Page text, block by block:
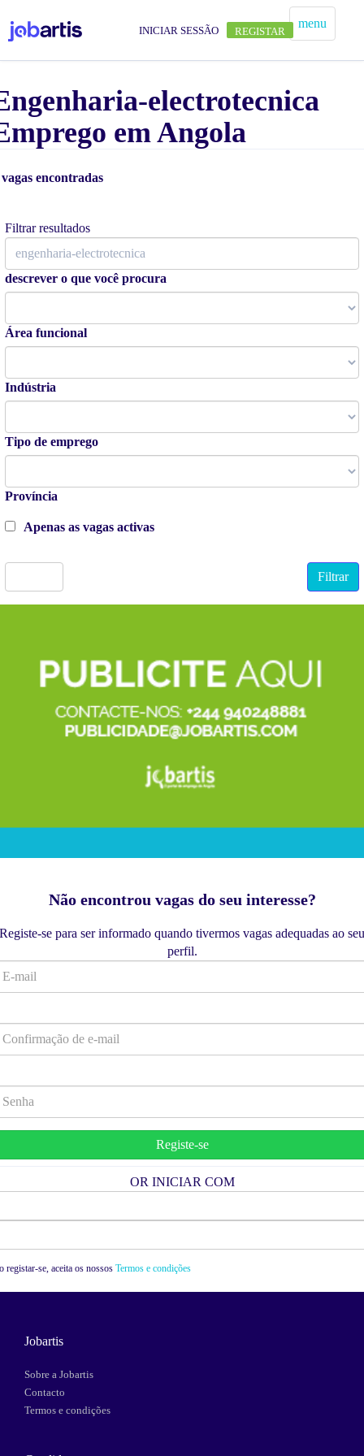
menu
INICIAR SESSÃO REGISTAR
electrotecnica
em Angola
encontradas
Filtrar resultados
descrever o que você procura
Área funcional
Indústria
Tipo de emprego
Província
Apenas as vagas activas
Não encontrou vagas do seu interesse?
Registe-se para ser informado quando tivermos vagas adequadas ao seu
perfil.
OR INICIAR COM
registar-se, aceita os nossos Termos e condições
Jobartis
Sobre a Jobartis
Contacto
Termos e condições